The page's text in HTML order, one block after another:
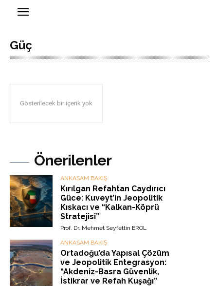
Güç
Gösterilecek bir içerik yok
Önerilenler
ANKASAM BAKIŞ
Kırılgan Refahtan Caydırıcı
Güce: Kuveyt’in Jeopolitik
Kıskacı ve “Kalkan-Köprü
Stratejisi”
Prof. Dr. Mehmet Seyfettin EROL
ANKASAM BAKIŞ
Ortadoğu’da Yapısal Çözüm
ve Jeopolitik Entegrasyon:
“Akdeniz-Basra Güvenlik,
İstikrar ve Refah Kuşağı”